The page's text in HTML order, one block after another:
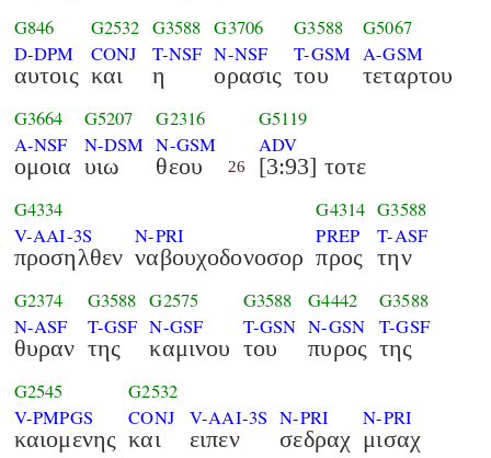
G846
D-DPM
αυτοις
G2532
CONJ
και
G3588
T-NSF
η
G3706
N-NSF
ορασις
G3588
T-GSM
του
G5067
A-GSM
τεταρτου
G3664
A-NSF
ομοια
G5207
N-DSM
υιω
G2316
N-GSM
θεου 26
G5119
ADV
[3:93] τοτε
G4334
V-AAI-3S
προσηλθεν
N-PRI
ναβουχοδονοσορ
G4314
PREP
προς
G3588
T-ASF
την
G2374
N-ASF
θυραν
G3588
T-GSF
της
G2575
N-GSF
καμινου
G3588
T-GSN
του
G4442
N-GSN
πυρος
G3588
T-GSF
της
G2545
V-PMPGS
καιομενης
G2532
CONJ
και
V-AAI-3S
ειπεν
N-PRI
σεδραχ
N-PRI
μισαχ